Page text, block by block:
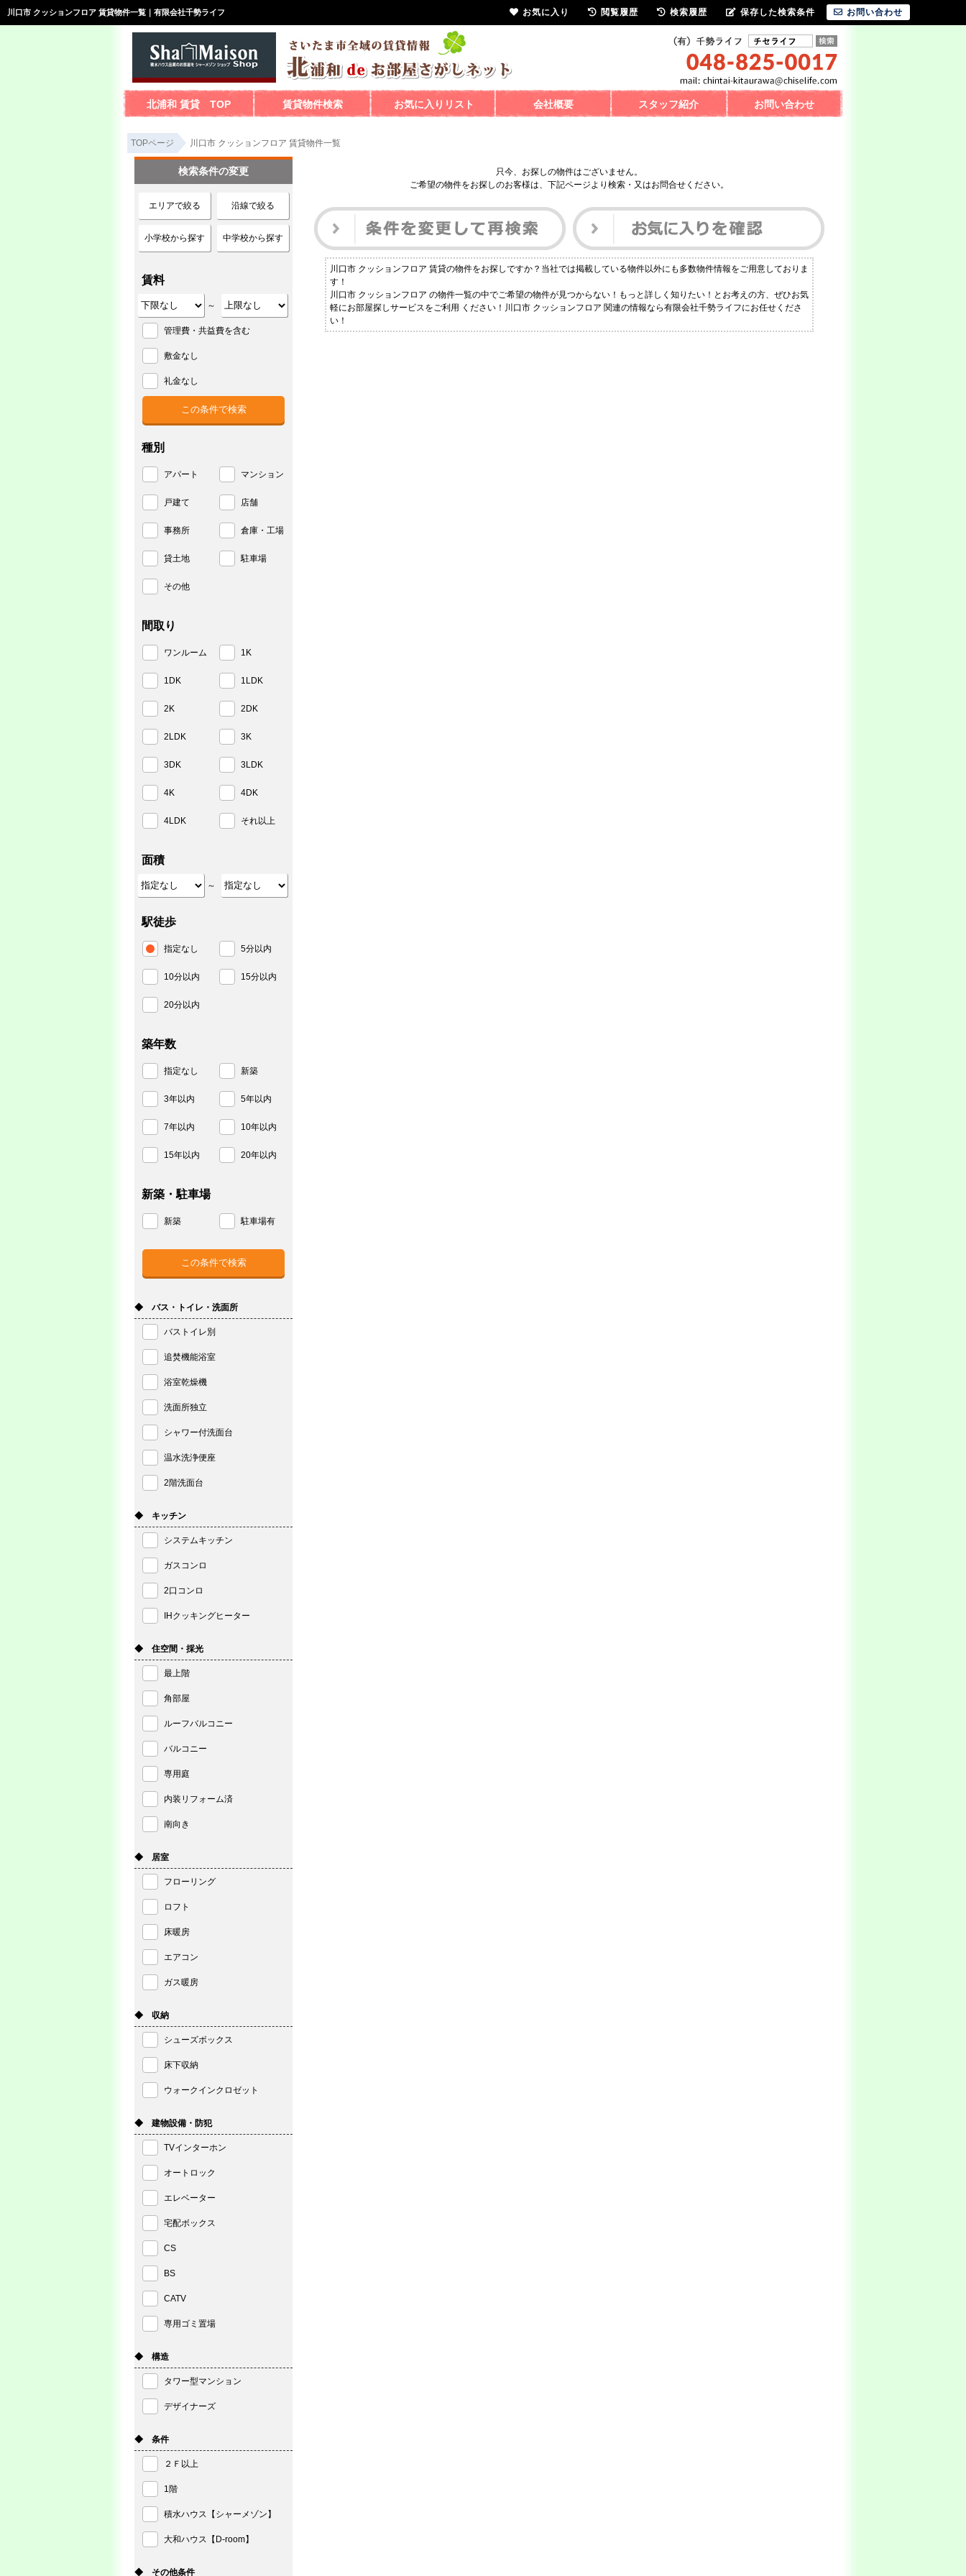
川口市 クッションフロア 賃貸物件一覧｜有限会社千勢ライフ
北浦和 賃貸 TOP 賃貸物件検索 お気に入りリスト 会社概要 スタッフ紹介 お問い合わせ
TOPページ 川口市 クッションフロア 賃貸物件一覧
只今、お探しの物件はございません。
ご希望の物件をお探しのお客様は、下記ページより検索・又はお問合せください。
川口市 クッションフロア 賃貸の物件をお探しですか？当社では掲載している物件以外にも多数物件情報をご用意しておりま
す！
川口市 クッションフロア の物件一覧の中でご希望の物件が見つからない！もっと詳しく知りたい！とお考えの方、ぜひお気
軽にお部屋探しサービスをご利用 ください！川口市 クッションフロア 関連の情報なら有限会社千勢ライフにお任せくださ
い！
検索条件の変更
エリアで絞る 沿線で絞る
小学校から探す 中学校から探す
賃料
～
管理費・共益費を含む
敷金なし
礼金なし
種別
アパート マンション
戸建て 店舗
事務所 倉庫・工場
貸土地 駐車場
その他
間取り
ワンルーム 1K
1DK 1LDK
2K 2DK
2LDK 3K
3DK 3LDK
4K 4DK
4LDK それ以上
面積
～
駅徒歩
指定なし 5分以内
10分以内 15分以内
20分以内
築年数
指定なし 新築
3年以内 5年以内
7年以内 10年以内
15年以内 20年以内
新築・駐車場
新築 駐車場有
◆ バス・トイレ・洗面所
バストイレ別
追焚機能浴室
浴室乾燥機
洗面所独立
シャワー付洗面台
温水洗浄便座
2階洗面台
◆ キッチン
システムキッチン
ガスコンロ
2口コンロ
IHクッキングヒーター
◆ 住空間・採光
最上階
角部屋
ルーフバルコニー
バルコニー
専用庭
内装リフォーム済
南向き
◆ 居室
フローリング
ロフト
床暖房
エアコン
ガス暖房
◆ 収納
シューズボックス
床下収納
ウォークインクロゼット
◆ 建物設備・防犯
TVインターホン
オートロック
エレベーター
宅配ボックス
CS
BS
CATV
専用ゴミ置場
◆ 構造
タワー型マンション
デザイナーズ
◆ 条件
２Ｆ以上
1階
積水ハウス【シャーメゾン】
大和ハウス【D-room】
◆ その他条件
お気に入り 閲覧履歴 検索履歴 保存した検索条件 お問い合わせ